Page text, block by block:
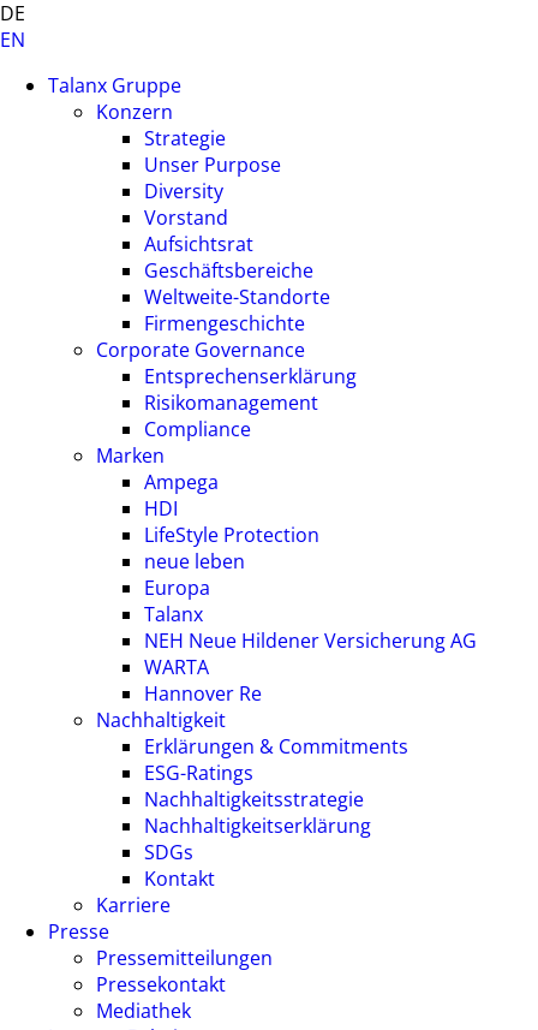
DE
EN
Talanx Gruppe
Konzern
Strategie
Unser Purpose
Diversity
Vorstand
Aufsichtsrat
Geschäftsbereiche
Weltweite-Standorte
Firmengeschichte
Corporate Governance
Entsprechenserklärung
Risikomanagement
Compliance
Marken
Ampega
HDI
LifeStyle Protection
neue leben
Europa
Talanx
NEH Neue Hildener Versicherung AG
WARTA
Hannover Re
Nachhaltigkeit
Erklärungen & Commitments
ESG-Ratings
Nachhaltigkeitsstrategie
Nachhaltigkeitserklärung
SDGs
Kontakt
Karriere
Presse
Pressemitteilungen
Pressekontakt
Mediathek